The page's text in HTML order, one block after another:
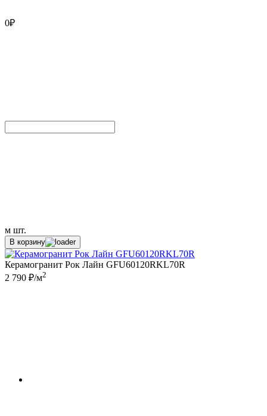
0₽
м шт.
В корзину
Керамогранит Рок Лайн GFU60120RKL70R
2 790 ₽/м2